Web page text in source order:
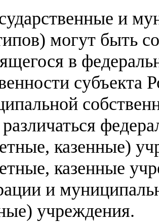
и
могут быть
в
субъекта
различаться
казенные)
казенные
и
учреждения.